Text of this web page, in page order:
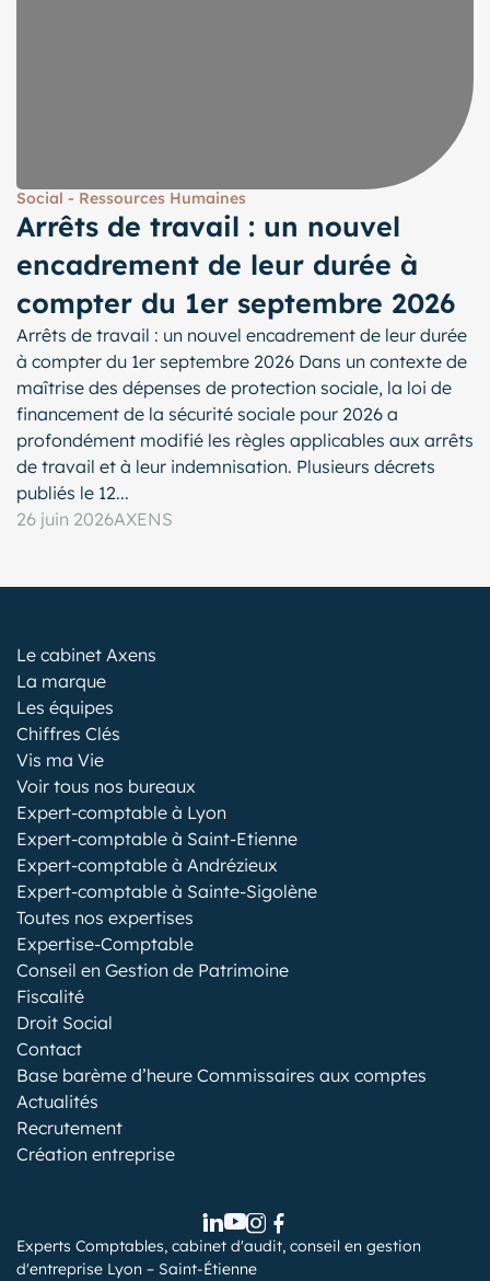
Social - Ressources Humaines
Arrêts de travail : un nouvel
encadrement de leur durée à
compter du 1er septembre 2026
Arrêts de travail : un nouvel encadrement de leur durée
à compter du 1er septembre 2026 Dans un contexte de
maîtrise des dépenses de protection sociale, la loi de
financement de la sécurité sociale pour 2026 a
profondément modifié les règles applicables aux arrêts
de travail et à leur indemnisation. Plusieurs décrets
publiés le 12...
26 juin 2026AXENS
Le cabinet Axens
La marque
Les équipes
Chiffres Clés
Vis ma Vie
Voir tous nos bureaux
Expert-comptable à Lyon
Expert-comptable à Saint-Etienne
Expert-comptable à Andrézieux
Expert-comptable à Sainte-Sigolène
Toutes nos expertises
Expertise-Comptable
Conseil en Gestion de Patrimoine
Fiscalité
Droit Social
Contact
Base barème d’heure Commissaires aux comptes
Actualités
Recrutement
Création entreprise
Experts Comptables, cabinet d'audit, conseil en gestion
d'entreprise Lyon – Saint-Étienne